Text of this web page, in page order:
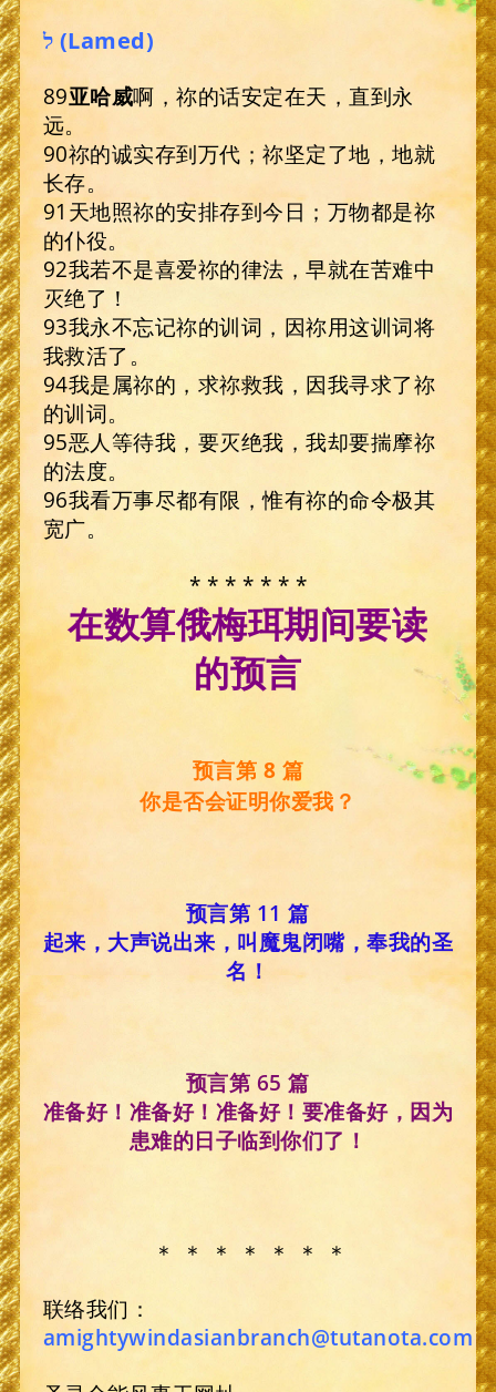
ל (Lamed)
89亚哈威啊，祢的话安定在天，直到永
远。
90祢的诚实存到万代；祢坚定了地，地就
长存。
91天地照祢的安排存到今日；万物都是祢
的仆役。
92我若不是喜爱祢的律法，早就在苦难中
灭绝了！
93我永不忘记祢的训词，因祢用这训词将
我救活了。
94我是属祢的，求祢救我，因我寻求了祢
的训词。
95恶人等待我，要灭绝我，我却要揣摩祢
的法度。
96我看万事尽都有限，惟有祢的命令极其
宽广。
* * * * * * *
在数算俄梅珥期间要读
的预言
预言第 8 篇
你是否会证明你爱我？
预言第 11 篇
起来，大声说出来，叫魔鬼闭嘴，奉我的圣
名！
预言第 65 篇
准备好！准备好！准备好！要准备好，因为
患难的日子临到你们了！
＊ ＊ ＊ ＊ ＊ ＊ ＊
联络我们：
amightywindasianbranch@tutanota.com